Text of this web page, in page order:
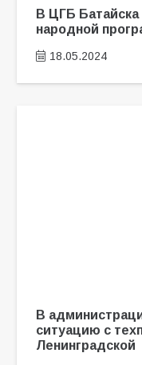
В ЦГБ
народной
18.05.2024
В
ситуацию с
Ленинградской